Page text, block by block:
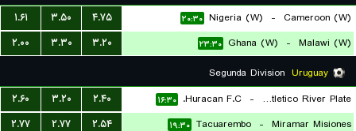
Cameroon (W)
-
Nigeria (W) ۲۰:۳۰ ۴.۷۵ ۳.۵۰
۱.۶۱
Malawi (W)
-
Ghana (W) ۲۳:۳۰ ۳.۲۰ ۳.۳۰
۲.۰۰
Uruguay
Club Atletico River Plate
-
Huracan F.C. ۱۶:۳۰ ۲.۴۰ ۳.۲۰
۲.۶۰
Miramar Misiones
-
Tacuarembo ۱۹:۳۰ ۲.۵۴ ۲.۷۷
۲.۷۷